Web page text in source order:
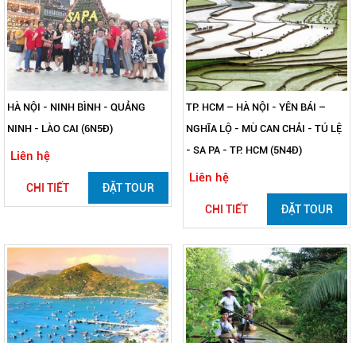
HÀ NỘI - NINH BÌNH - QUẢNG
NINH - LÀO CAI (6N5Đ)
Liên hệ
CHI TIẾT ĐẶT TOUR
TP. HCM – HÀ NỘI - YÊN BÁI –
NGHĨA LỘ - MÙ CAN CHẢI - TÚ LỆ
- SA PA - TP. HCM (5N4Đ)
Liên hệ
CHI TIẾT ĐẶT TOUR